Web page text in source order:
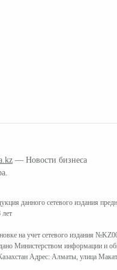
— Новости бизнеса
данного сетевого издания
лет
на учет сетевого издания
Министерством информации и
Адрес: Алматы, улица